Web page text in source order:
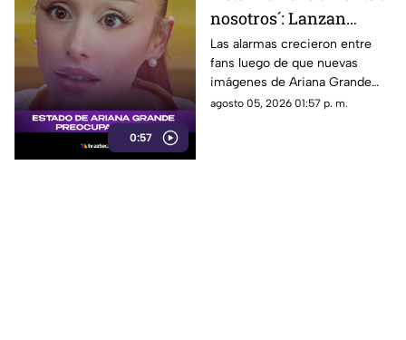
0:57
nosotros´: Lanzan
ALERTA por Ariana
Grande tras revelar
estado actual
Las alarmas crecieron entre
fans luego de que nuevas
imágenes de Ariana Grande
desataran preocupación por su
agosto 05, 2026 01:57 p. m.